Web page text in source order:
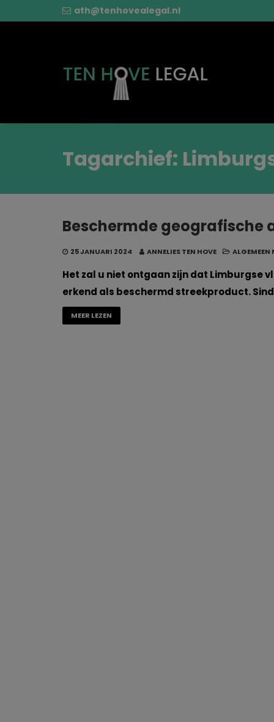
ath@tenhovealegal.nl
Tagarchief:
Beschermde geografische
25 JANUARI 2024 ANNELIES TEN HOVE ALGEMEEN
Het zal u niet ontgaan zijn dat Limburgse
erkend als beschermd streekproduct.
MEER LEZEN